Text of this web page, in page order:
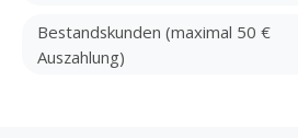
Bestandskunden (maximal 50 €
Auszahlung)